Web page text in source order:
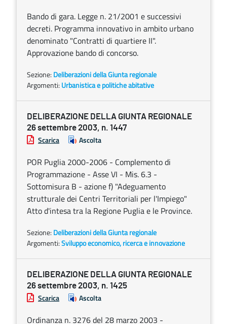
Bando di gara. Legge n. 21/2001 e successivi
decreti. Programma innovativo in ambito urbano
denominato "Contratti di quartiere II".
Approvazione bando di concorso.
Sezione: Deliberazioni della Giunta regionale
Argomenti: Urbanistica e politiche abitative
DELIBERAZIONE DELLA GIUNTA REGIONALE
26 settembre 2003, n. 1447
Scarica Ascolta
POR Puglia 2000-2006 - Complemento di
Programmazione - Asse VI - Mis. 6.3 -
Sottomisura B - azione f) "Adeguamento
strutturale dei Centri Territoriali per l'Impiego"
Atto d'intesa tra la Regione Puglia e le Province.
Sezione: Deliberazioni della Giunta regionale
Argomenti:Sviluppo economico, ricerca e innovazione
DELIBERAZIONE DELLA GIUNTA REGIONALE
26 settembre 2003, n. 1425
Scarica Ascolta
Ordinanza n. 3276 del 28 marzo 2003 -